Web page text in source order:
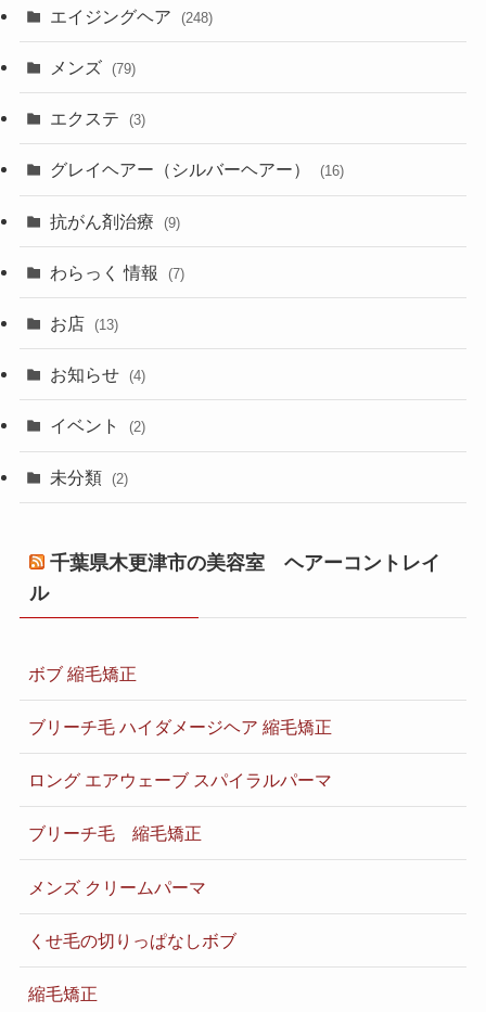
エイジングヘア (248)
メンズ (79)
エクステ (3)
グレイヘアー（シルバーヘアー） (16)
抗がん剤治療 (9)
わらっく 情報 (7)
お店 (13)
お知らせ (4)
イベント (2)
未分類 (2)
千葉県木更津市の美容室 ヘアーコントレイ
ル
ボブ 縮毛矯正
ブリーチ毛 ハイダメージヘア 縮毛矯正
ロング エアウェーブ スパイラルパーマ
ブリーチ毛 縮毛矯正
メンズ クリームパーマ
くせ毛の切りっぱなしボブ
縮毛矯正